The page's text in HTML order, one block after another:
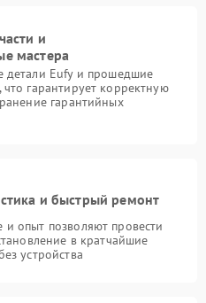
и
мастера
детали Eufy и прошедшие
гарантирует корректную
гарантийных
и быстрый ремонт
опыт позволяют провести
в кратчайшие
устройства